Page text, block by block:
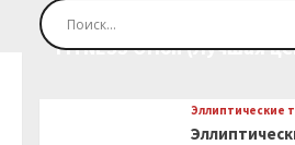
Эллиптический тренажер
FITNESS Orion (Лучшая
Эллиптические